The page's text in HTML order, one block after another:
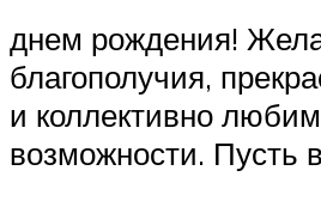
​днем рождения!
благополучия,
​и коллективно
возможности. Пусть